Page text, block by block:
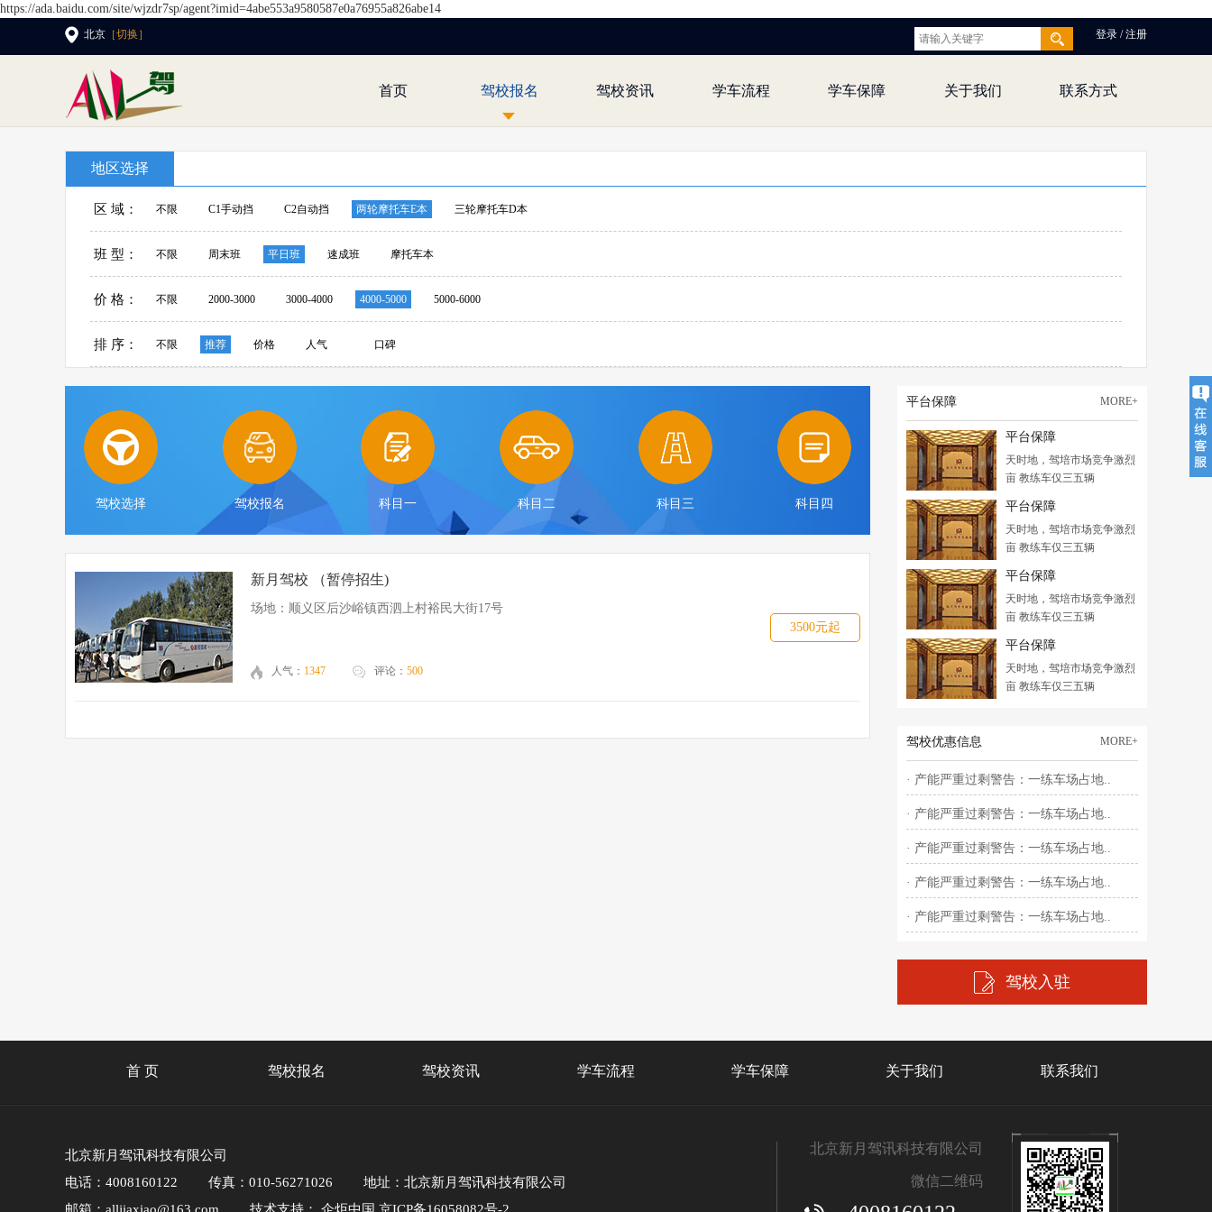
https://ada.baidu.com/site/wjzdr7sp/agent?imid=4abe553a9580587e0a76955a826abe14
北京 ［切换］ 登录 / 注册
首页 驾校报名 驾校资讯 学车流程 学车保障 关于我们 联系方式
地区选择
区 域： 不限 C1手动挡 C2自动挡 两轮摩托车E本 三轮摩托车D本
班 型： 不限 周末班 平日班 速成班 摩托车本
价 格： 不限 2000-3000 3000-4000 4000-5000 5000-6000
排 序： 不限 推荐 价格 人气 口碑
驾校选择 驾校报名 科目一 科目二 科目三 科目四
新月驾校 （暂停招生)
场地：顺义区后沙峪镇西泗上村裕民大街17号
人气： 1347 评论： 500
3500元起
平台保障 MORE+
平台保障
天时地，驾培市场竞争激烈
亩 教练车仅三五辆
平台保障
天时地，驾培市场竞争激烈
亩 教练车仅三五辆
平台保障
天时地，驾培市场竞争激烈
亩 教练车仅三五辆
平台保障
天时地，驾培市场竞争激烈
亩 教练车仅三五辆
驾校优惠信息 MORE+
· 产能严重过剩警告：一练车场占地..
· 产能严重过剩警告：一练车场占地..
· 产能严重过剩警告：一练车场占地..
· 产能严重过剩警告：一练车场占地..
· 产能严重过剩警告：一练车场占地..
驾校入驻
首 页 驾校报名 驾校资讯 学车流程 学车保障 关于我们 联系我们
北京新月驾讯科技有限公司
电话：4008160122
传真：010-56271026
地址：北京新月驾讯科技有限公司
北京新月驾讯科技有限公司
微信二维码